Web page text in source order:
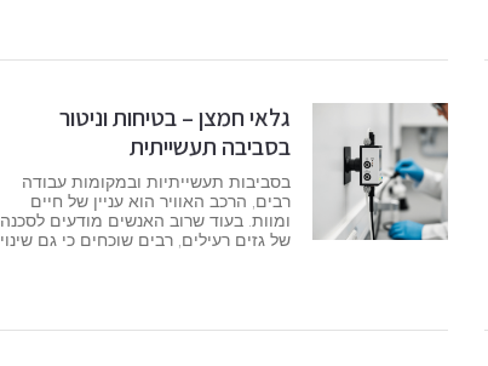
גלאי חמצן – בטיחות וניטור
בסביבה תעשייתית
בסביבות תעשייתיות ובמקומות עבודה
רבים, הרכב האוויר הוא עניין של חיים
ומוות. בעוד שרוב האנשים מודעים לסכנה
של גזים רעילים, רבים שוכחים כי גם שינוי